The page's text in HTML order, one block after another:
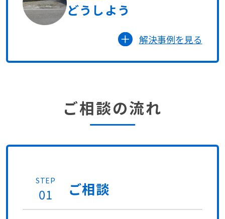
どうしよう
解決事例を見る
ご相談の流れ
STEP
01 ご相談